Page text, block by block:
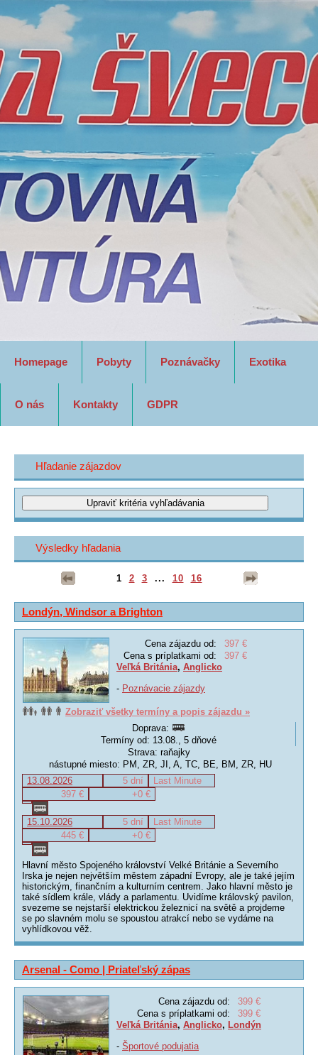
Homepage Pobyty Poznávačky Exotika
O nás Kontakty GDPR
Hľadanie zájazdov
Výsledky hľadania
1 2 3 ... 10 16
Londýn, Windsor a Brighton
Cena zájazdu od:
397 €
Cena s príplatkami od:
397 €
Veľká Británia, Anglicko
- Poznávacie zájazdy
Zobraziť všetky termíny a popis zájazdu »
Doprava:
Termíny od: 13.08., 5 dňové
Strava: raňajky
nástupné miesto: PM, ZR, JI, A, TC, BE, BM, ZR, HU
13.08.2026
5 dní
Last Minute
397 €
+0 €
15.10.2026 5 dní
Last Minute
445 €
+0 €
Hlavní město Spojeného království Velké Británie a Severního
Irska je nejen největším městem západní Evropy, ale je také jejím
historickým, finančním a kulturním centrem. Jako hlavní město je
také sídlem krále, vlády a parlamentu. Uvidíme královský pavilon,
svezeme se nejstarší elektrickou železnicí na světě a projdeme
se po slavném molu se spoustou atrakcí nebo se vydáme na
vyhlídkovou věž.
Arsenal - Como | Priateľský zápas
Cena zájazdu od:
399 €
Cena s príplatkami od:
399 €
Veľká Británia, Anglicko, Londýn
- Športové podujatia